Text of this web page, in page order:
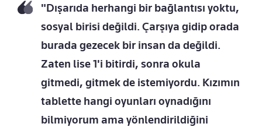
"Dışarıda herhangi bir bağlantısı yoktu,
sosyal birisi değildi. Çarşıya gidip orada
burada gezecek bir insan da değildi.
Zaten lise 1'i bitirdi, sonra okula
gitmedi, gitmek de istemiyordu. Kızımın
tablette hangi oyunları oynadığını
bilmiyorum ama yönlendirildiğini